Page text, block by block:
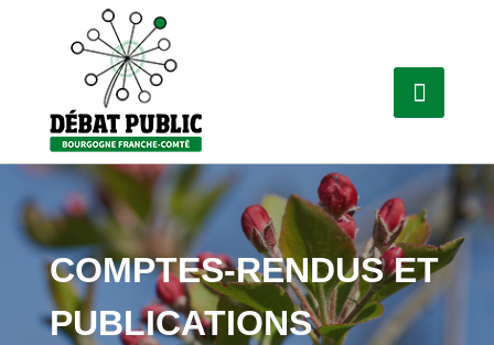
COMPTES-RENDUS ET
PUBLICATIONS